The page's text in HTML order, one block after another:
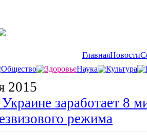
ГлавнаяНовости
Общество ЗдоровьеНаука Культура
2015
заработает 8
режима